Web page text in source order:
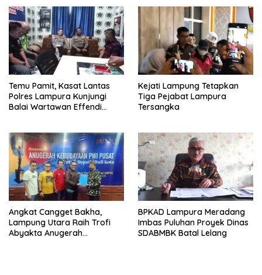
Temu Pamit, Kasat Lantas
Polres Lampura Kunjungi
Balai Wartawan Effendi
Kejati Lampung Tetapkan
Tiga Pejabat Lampura
Tersangka
Angkat Cangget Bakha,
Lampung Utara Raih Trofi
Abyakta Anugerah
BPKAD Lampura Meradang
Imbas Puluhan Proyek Dinas
SDABMBK Batal Lelang